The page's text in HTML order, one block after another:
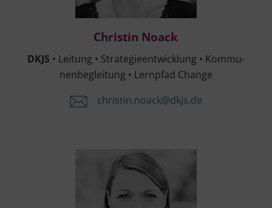
Chris­tin Noack
DKJS • Lei­tung • Stra­te­gie­ent­wick­lung • Kom­mu­
nen­be­glei­tung • Lern­pfad Change
christin.​noack@​dkjs.​de